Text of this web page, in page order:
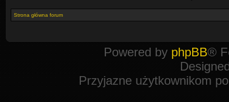
Strona główna forum
Powered by phpBB®
Przyjazne użytkownikom